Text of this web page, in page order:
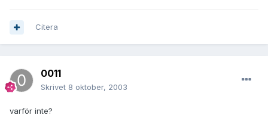
Citera
0011
Skrivet 8 oktober, 2003
varför inte?